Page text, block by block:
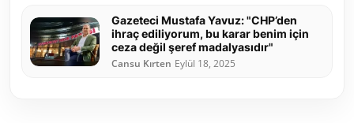
Gazeteci Mustafa Yavuz: "CHP’den
ihraç ediliyorum, bu karar benim için
ceza değil şeref madalyasıdır"
Cansu Kırten Eylül 18, 2025